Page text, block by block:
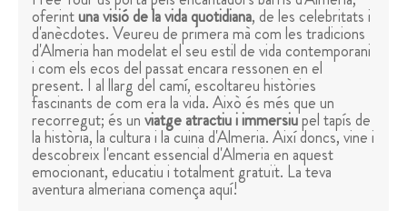
oferintuna visió de la vida quotidiana, de les celebritats i
d'anècdotes. Veureu de primera mà com les tradicions
d'Almeria han modelat el seu estil de vida contemporani
i com els ecos del passat encara ressonen en el
present. I al llarg del camí, escoltareu històries
fascinants de com era la vida. Això és més que un
recorregut; és unviatge atractiu i immersiupel tapís de
la història, la cultura i la cuina d'Almeria. Així doncs, vine i
descobreix l'encant essencial d'Almeria en aquest
emocionant, educatiu i totalment gratuït. La teva
aventura almeriana comença aquí!